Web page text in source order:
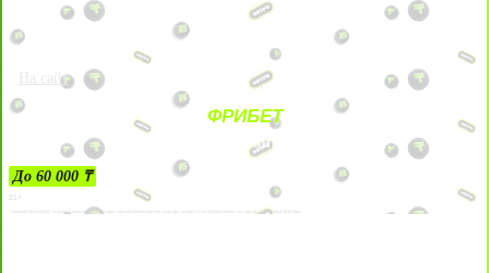
На сайт
ФРИБЕТ
ЗА ДЕПОЗИТЫ
До 60 000 ₸
21+
Лицензии №24514359, выданной комитетом индустрии туризма Министерства культуры и спорта Республики Казахстан срок до 27 сентября 2034 года.